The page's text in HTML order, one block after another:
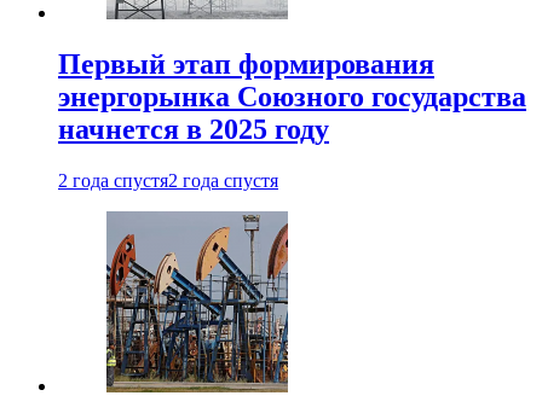
Первый этап формирования
энергорынка Союзного государства
начнется в 2025 году
2 года спустя2 года спустя